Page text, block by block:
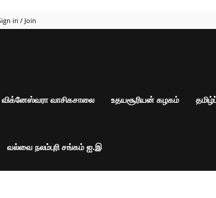
in / Join
விக்னேஸ்வரா வாசிகசாலை உதயசூரியன் கழகம்
வல்வை நலம்புரி சங்கம் ஐ.இ